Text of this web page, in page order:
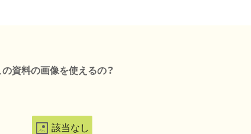
資料の画像を使えるの？
該当なし